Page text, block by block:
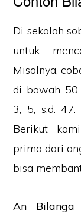
Di sekolah
untuk
Misalnya,
di bawah
3, 5, s.d.
Berikut
prima dari
bisa
An
Bilanga